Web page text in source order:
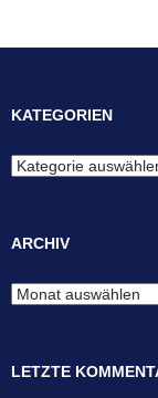
KATEGORIEN
Kategorien
ARCHIV
Archiv
LETZTE